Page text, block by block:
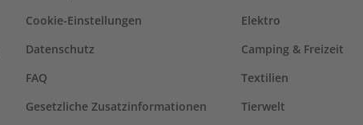
Cookie-Einstellungen
Datenschutz
FAQ
Gesetzliche Zusatzinformationen
Elektro
Camping & Freizeit
Textilien
Tierwelt